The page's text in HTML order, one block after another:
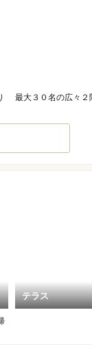
最大３０名の広々２
テラス